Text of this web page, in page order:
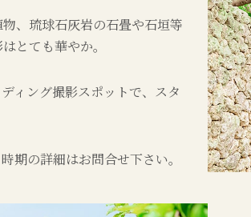
、琉球石灰岩の石畳や石垣等
とても華やか。
ィング撮影スポットで、スタ
期の詳細はお問合せ下さい。